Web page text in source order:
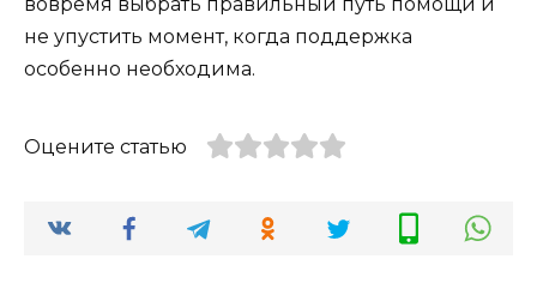
не упустить момент, когда поддержка
особенно необходима.
Оцените статью